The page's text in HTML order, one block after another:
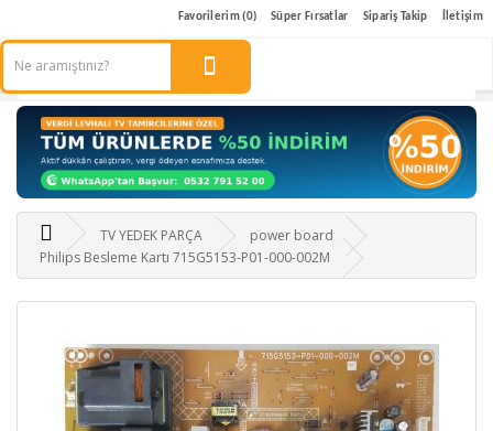
Favorilerim (0) Süper Fırsatlar Sipariş Takip İletişim
TV YEDEK PARÇA
power board
Philips Besleme Kartı 715G5153-P01-000-002M